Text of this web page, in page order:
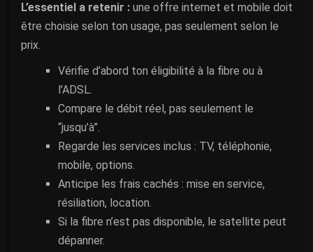
L’essentiel a retenir : une offre internet et mobile doit
être choisie selon ton usage, pas seulement selon le
prix.
Vérifie d’abord ton éligibilité à la fibre ou à
l’ADSL.
Compare le débit réel, pas seulement le
“jusqu’à”.
Regarde les services inclus : TV, téléphonie,
mobile, options.
Anticipe les frais cachés : mise en service,
résiliation, location.
Si la fibre n’est pas disponible, le satellite peut
dépanner.